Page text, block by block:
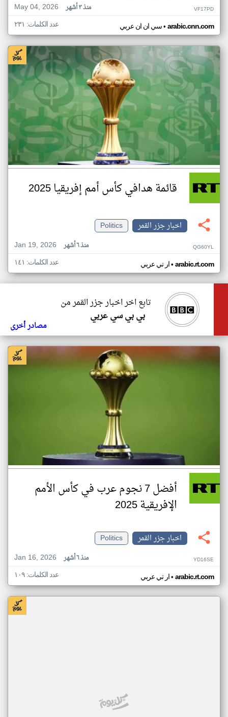
May 04, 2026
منذ ٣ أشهر VF17PD
سي ان ان عربي• arabic.cnn.com عدد الكلمات: ٢٣١
قائمة هدافي كأس أمم إفريقيا 2025
اخبار جزر القمر
Politics
Jan 19, 2026
منذ ٦ أشهر QG60YL
ار تي عربي• arabic.rt.com عدد الكلمات: ١٤١
تابع اخر اخبار جزر القمر من
بي بي سي عربي
مصادر أخرى
أفضل 7 نجوم عرب في كأس الأمم
الإفريقية 2025
اخبار جزر القمر
Politics
Jan 16, 2026
منذ ٦ أشهر YD16SE
ار تي عربي• arabic.rt.com عدد الكلمات: ١٠٩